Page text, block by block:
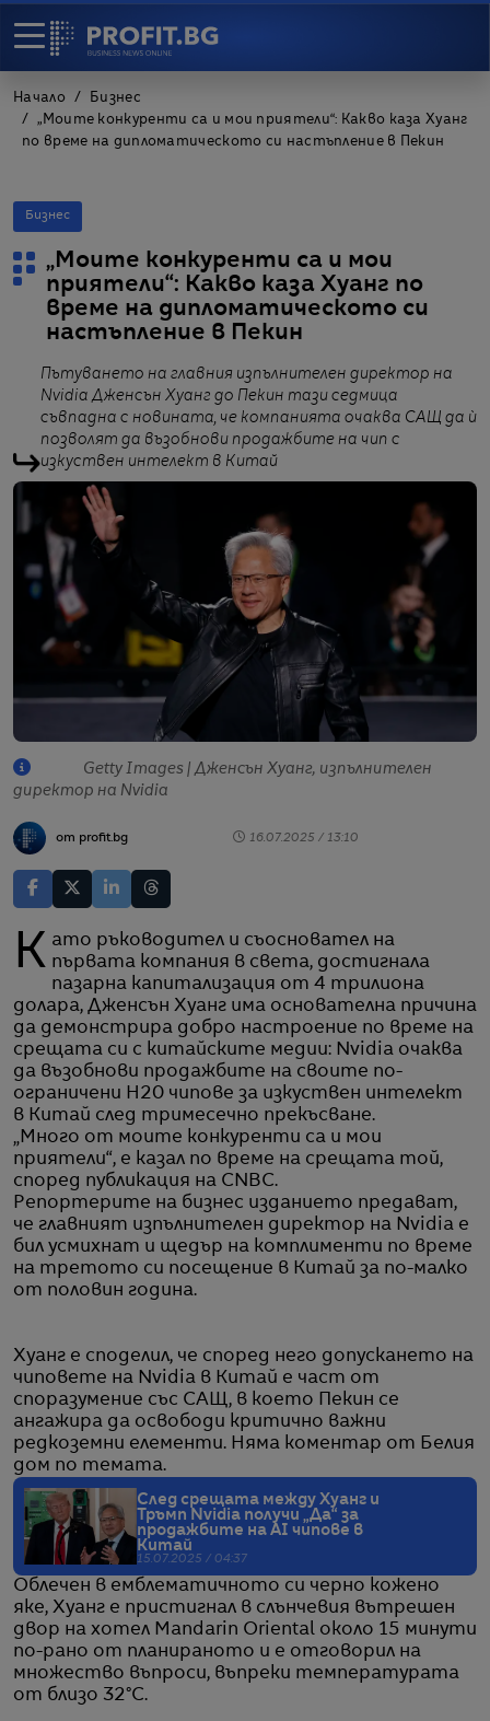
Начало
Бизнес
„Моите конкуренти са и мои приятели“: Какво каза Хуанг
по време на дипломатическото си настъпление в Пекин
Бизнес
„Моите конкуренти са и мои
приятели“: Какво каза Хуанг по
време на дипломатическото си
настъпление в Пекин
Пътуването на главния изпълнителен директор на
Nvidia Дженсън Хуанг до Пекин тази седмица
съвпадна с новината, че компанията очаква САЩ да ѝ
позволят да възобнови продажбите на чип с
изкуствен интелект в Китай
Getty Images | Дженсън Хуанг, изпълнителен
директор на Nvidia
от profit.bg 16.07.2025 / 13:10
Като ръководител и съосновател на първата компания в света, достигнала
пазарна капитализация от 4 трилиона
долара, Дженсън Хуанг има основателна причина
да демонстрира добро настроение по време на
срещата си с китайските медии: Nvidia очаква
да възобнови продажбите на своите по-
ограничени H20 чипове за изкуствен интелект
в Китай след тримесечно прекъсване.
„Много от моите конкуренти са и мои
приятели“, е казал по време на срещата той,
според публикация на CNBC.
Репортерите на бизнес изданието предават,
че главният изпълнителен директор на Nvidia е
бил усмихнат и щедър на комплименти по време
на третото си посещение в Китай за по-малко
от половин година.
Хуанг е споделил, че според него допускането на
чиповете на Nvidia в Китай е част от
споразумение със САЩ, в което Пекин се
ангажира да освободи критично важни
редкоземни елементи. Няма коментар от Белия
дом по темата.
След срещата между Хуанг и
Тръмп Nvidia получи „Да“ за
продажбите на AI чипове в
Китай
15.07.2025 / 04:37
Облечен в емблематичното си черно кожено
яке, Хуанг е пристигнал в слънчевия вътрешен
двор на хотел Mandarin Oriental около 15 минути
по-рано от планираното и е отговорил на
множество въпроси, въпреки температурата
от близо 32°C.